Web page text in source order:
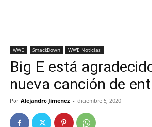
WWE SmackDown WWE Noticias
Big E está
nueva canción de
Por Alejandro Jimenez - diciembre 5, 2020